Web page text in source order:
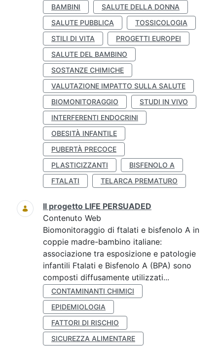
BAMBINI
SALUTE DELLA DONNA
SALUTE PUBBLICA
TOSSICOLOGIA
STILI DI VITA
PROGETTI EUROPEI
SALUTE DEL BAMBINO
SOSTANZE CHIMICHE
VALUTAZIONE IMPATTO SULLA SALUTE
BIOMONITORAGGIO
STUDI IN VIVO
INTERFERENTI ENDOCRINI
OBESITÀ INFANTILE
PUBERTÀ PRECOCE
PLASTICIZZANTI
BISFENOLO A
FTALATI
TELARCA PREMATURO
Il progetto LIFE PERSUADED
Contenuto Web
Biomonitoraggio di ftalati e bisfenolo A in
coppie madre-bambino italiane:
associazione tra esposizione e patologie
infantili Ftalati e Bisfenolo A (BPA) sono
composti diffusamente utilizzati...
CONTAMINANTI CHIMICI
EPIDEMIOLOGIA
FATTORI DI RISCHIO
SICUREZZA ALIMENTARE